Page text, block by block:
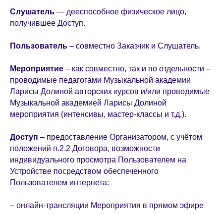
Слушатель — дееспособное физическое лицо,
получившее Доступ.
Пользователь – совместно Заказчик и Слушатель.
Мероприятие – как совместно, так и по отдельности –
проводимые педагогами Музыкальной академии
Ларисы Долиной авторских курсов и/или проводимые
Музыкальной академией Ларисы Долиной
мероприятия (интенсивы, мастер-классы и т.д.).
Доступ – предоставление Организатором, с учётом
положений п.2.2 Договора, возможности
индивидуального просмотра Пользователем на
Устройстве посредством обеспеченного
Пользователем интернета:
– онлайн-трансляции Мероприятия в прямом эфире